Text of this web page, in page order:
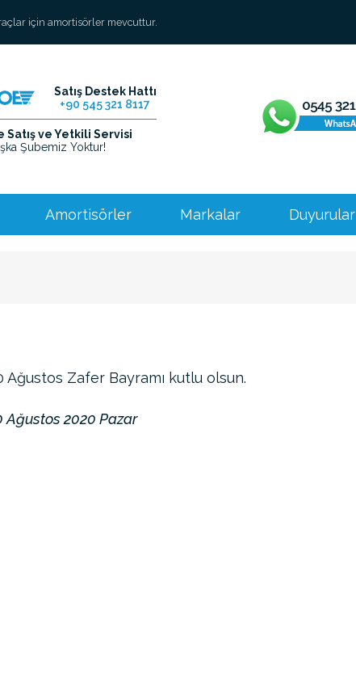
için amortisörler mevcuttur.
Satış Destek Hattı
+90 545 321 8117
Satış ve Yetkili Servisi
Şubemiz Yoktur!
Amortisörler Markalar Duyurular
Ağustos Zafer Bayramı kutlu olsun.
Ağustos 2020 Pazar